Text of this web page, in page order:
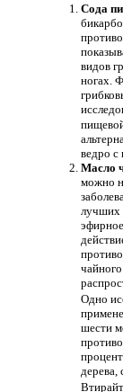
Сода
видов
ногах.
ведро с
Масло
можно
лучших
Одно
шести
дерева,